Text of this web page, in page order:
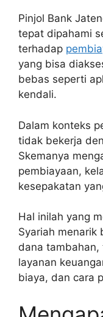
Pinjol Bank
tepat dipahami
terhadap
yang bisa
bebas seperti
kendali.
Dalam konteks
tidak bekerja
Skemanya
pembiayaan,
kesepakatan
Hal inilah yang
Syariah menarik
dana
layanan
biaya, dan cara